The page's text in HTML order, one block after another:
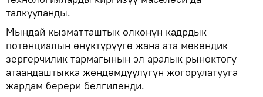
талкууланды.
Мындай кызматташтык өлкөнүн кадрдык
потенциалын өнүктүрүүгө жана ата мекендик
зергерчилик тармагынын эл аралык рыноктогу
атаандаштыкка жөндөмдүүлүгүн жогорулатууга
жардам берери белгиленди.